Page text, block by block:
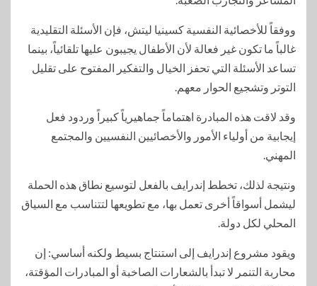
ووفقاً للأخصائية النفسية كسينيا ليتش، فإن الأسئلة التقليدية
غالباً ما تكون غير فعالة لأن الأطفال يجيبون عليها تلقائياً، بينما
تساعد الأسئلة التي تحفز الخيال والتفكير المفتوح على تقليل
التوتر وتشجيع الحوار معهم.
وقد لاقت هذه المبادرة اهتماماً جماهيرياً كبيراً وردود فعل
إيجابية من أولياء الأمور والأخصائيين النفسيين والمجتمع
المهني.
ونتيجة لذلك، تخطط إندرايف بالفعل لتوسيع نطاق هذه الحملة
ليشمل أسواقاً أخرى تعمل بها، مع تطويعها لتتناسب مع السياق
المحلي لكل دولة.
ويقود مشروع إندرايف إلى استنتاج بسيط ولكنه أساسي: إن
محاربة التنمر لا تبدأ بالشعارات الصاخبة أو المبادرات المؤقتة،